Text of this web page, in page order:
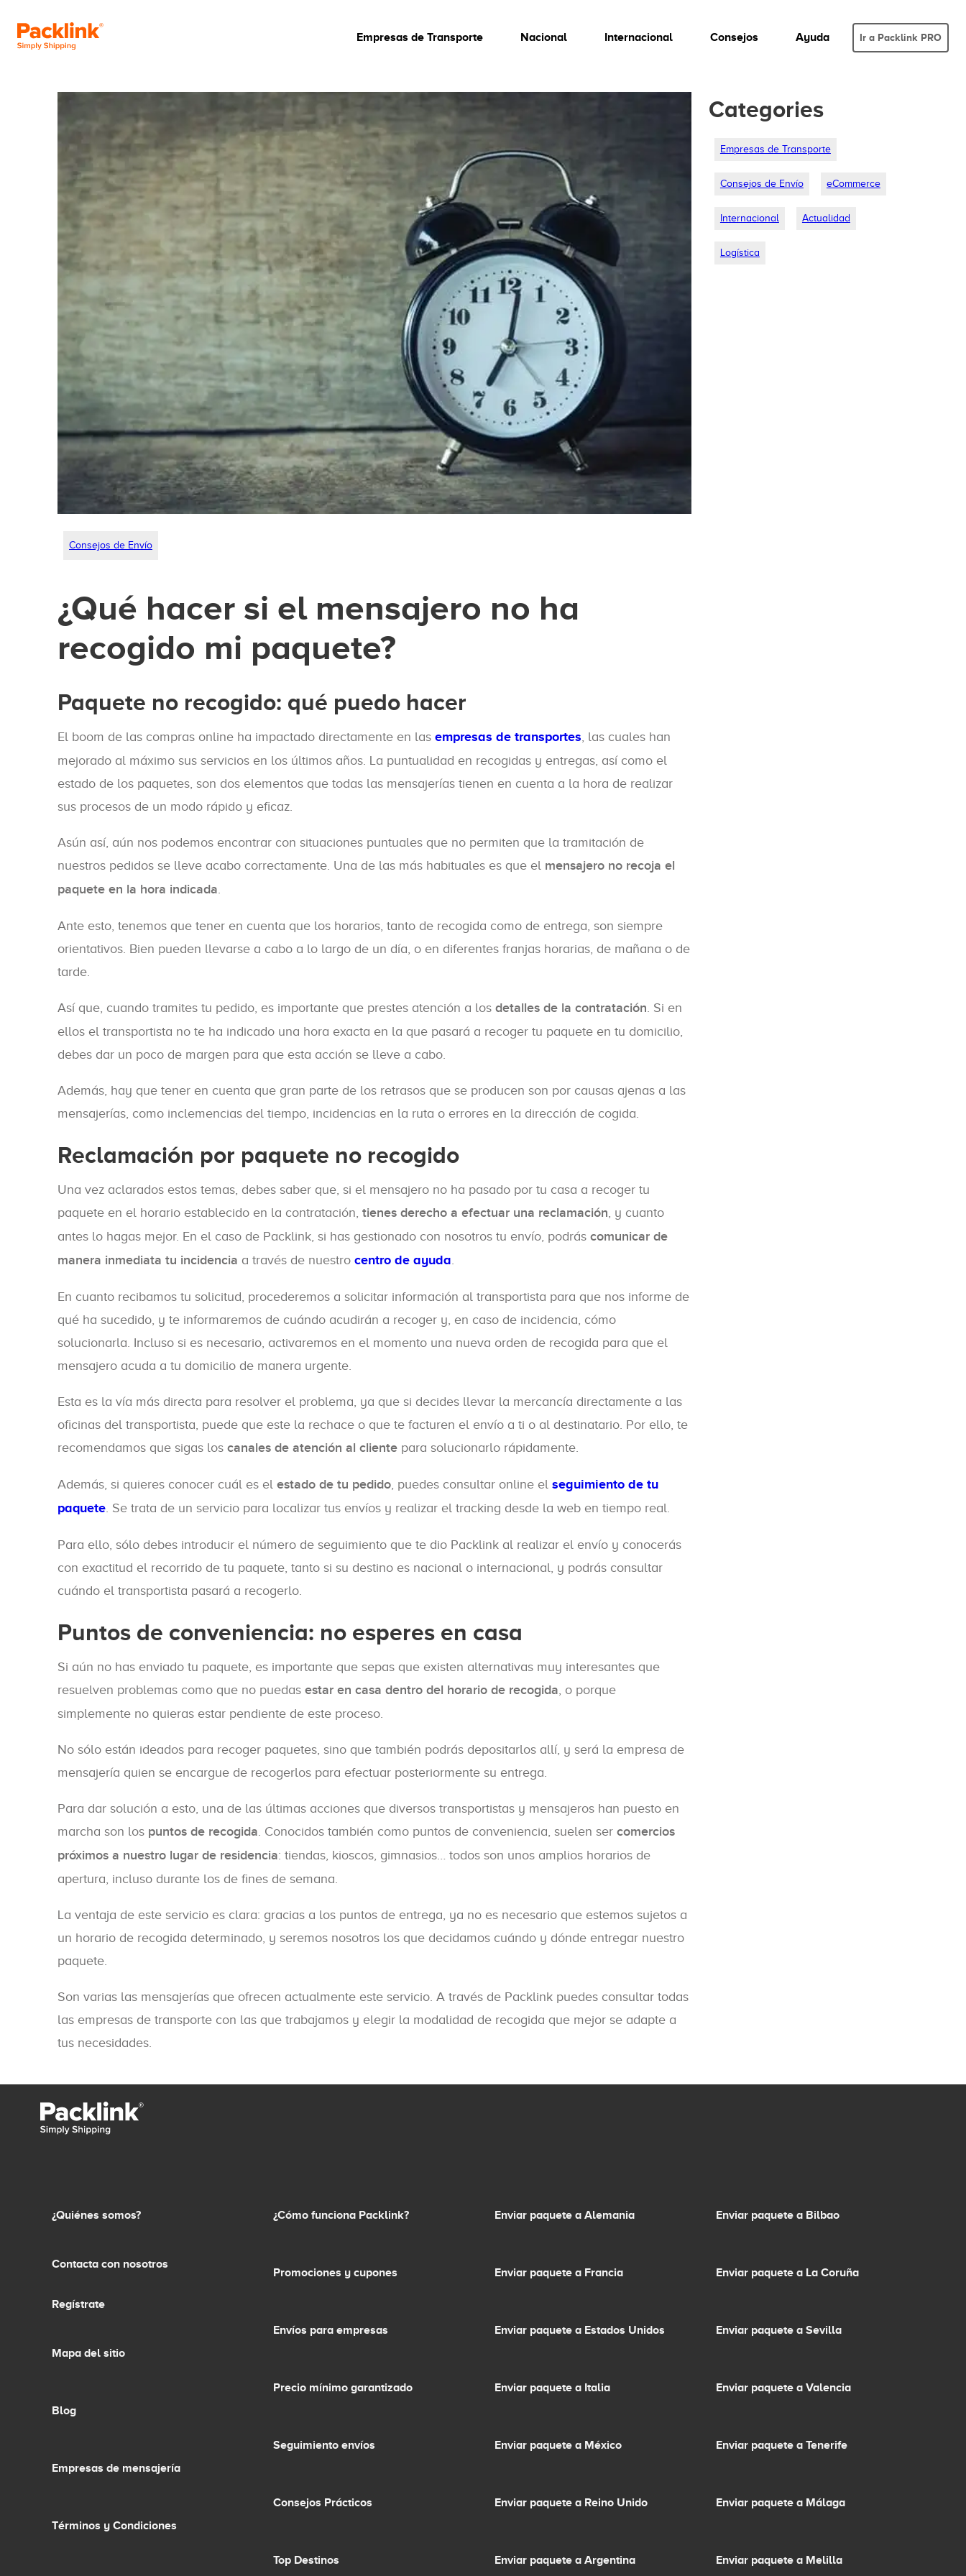
Empresas de Transporte Nacional Internacional Consejos Ayuda Ir a Packlink PRO
Consejos de Envío
¿Qué hacer si el mensajero no ha
recogido mi paquete?
Paquete no recogido: qué puedo hacer
El boom de las compras online ha impactado directamente en las empresas de transportes, las cuales han
mejorado al máximo sus servicios en los últimos años. La puntualidad en recogidas y entregas, así como el
estado de los paquetes, son dos elementos que todas las mensajerías tienen en cuenta a la hora de realizar
sus procesos de un modo rápido y eficaz.
Asún así, aún nos podemos encontrar con situaciones puntuales que no permiten que la tramitación de
nuestros pedidos se lleve acabo correctamente. Una de las más habituales es que el mensajero no recoja el
paquete en la hora indicada.
Ante esto, tenemos que tener en cuenta que los horarios, tanto de recogida como de entrega, son siempre
orientativos. Bien pueden llevarse a cabo a lo largo de un día, o en diferentes franjas horarias, de mañana o de
tarde.
Así que, cuando tramites tu pedido, es importante que prestes atención a los detalles de la contratación. Si en
ellos el transportista no te ha indicado una hora exacta en la que pasará a recoger tu paquete en tu domicilio,
debes dar un poco de margen para que esta acción se lleve a cabo.
Además, hay que tener en cuenta que gran parte de los retrasos que se producen son por causas ajenas a las
mensajerías, como inclemencias del tiempo, incidencias en la ruta o errores en la dirección de cogida.
Reclamación por paquete no recogido
Una vez aclarados estos temas, debes saber que, si el mensajero no ha pasado por tu casa a recoger tu
paquete en el horario establecido en la contratación, tienes derecho a efectuar una reclamación, y cuanto
antes lo hagas mejor. En el caso de Packlink, si has gestionado con nosotros tu envío, podrás comunicar de
manera inmediata tu incidencia a través de nuestro centro de ayuda.
En cuanto recibamos tu solicitud, procederemos a solicitar información al transportista para que nos informe de
qué ha sucedido, y te informaremos de cuándo acudirán a recoger y, en caso de incidencia, cómo
solucionarla. Incluso si es necesario, activaremos en el momento una nueva orden de recogida para que el
mensajero acuda a tu domicilio de manera urgente.
Esta es la vía más directa para resolver el problema, ya que si decides llevar la mercancía directamente a las
oficinas del transportista, puede que este la rechace o que te facturen el envío a ti o al destinatario. Por ello, te
recomendamos que sigas los canales de atención al cliente para solucionarlo rápidamente.
Además, si quieres conocer cuál es el estado de tu pedido, puedes consultar online el seguimiento de tu
paquete. Se trata de un servicio para localizar tus envíos y realizar el tracking desde la web en tiempo real.
Para ello, sólo debes introducir el número de seguimiento que te dio Packlink al realizar el envío y conocerás
con exactitud el recorrido de tu paquete, tanto si su destino es nacional o internacional, y podrás consultar
cuándo el transportista pasará a recogerlo.
Puntos de conveniencia: no esperes en casa
Si aún no has enviado tu paquete, es importante que sepas que existen alternativas muy interesantes que
resuelven problemas como que no puedas estar en casa dentro del horario de recogida, o porque
simplemente no quieras estar pendiente de este proceso.
No sólo están ideados para recoger paquetes, sino que también podrás depositarlos allí, y será la empresa de
mensajería quien se encargue de recogerlos para efectuar posteriormente su entrega.
Para dar solución a esto, una de las últimas acciones que diversos transportistas y mensajeros han puesto en
marcha son los puntos de recogida. Conocidos también como puntos de conveniencia, suelen ser comercios
próximos a nuestro lugar de residencia: tiendas, kioscos, gimnasios… todos son unos amplios horarios de
apertura, incluso durante los de fines de semana.
La ventaja de este servicio es clara: gracias a los puntos de entrega, ya no es necesario que estemos sujetos a
un horario de recogida determinado, y seremos nosotros los que decidamos cuándo y dónde entregar nuestro
paquete.
Son varias las mensajerías que ofrecen actualmente este servicio. A través de Packlink puedes consultar todas
las empresas de transporte con las que trabajamos y elegir la modalidad de recogida que mejor se adapte a
tus necesidades.
Categories
Empresas de Transporte
Consejos de Envío eCommerce
Internacional Actualidad
Logística
¿Quiénes somos?
Contacta con nosotros
Regístrate
Mapa del sitio
Blog
Empresas de mensajería
Términos y Condiciones
¿Cómo funciona Packlink?
Promociones y cupones
Envíos para empresas
Precio mínimo garantizado
Seguimiento envíos
Consejos Prácticos
Top Destinos
Enviar paquete a Alemania
Enviar paquete a Francia
Enviar paquete a Estados Unidos
Enviar paquete a Italia
Enviar paquete a México
Enviar paquete a Reino Unido
Enviar paquete a Argentina
Enviar paquete a Bilbao
Enviar paquete a La Coruña
Enviar paquete a Sevilla
Enviar paquete a Valencia
Enviar paquete a Tenerife
Enviar paquete a Málaga
Enviar paquete a Melilla